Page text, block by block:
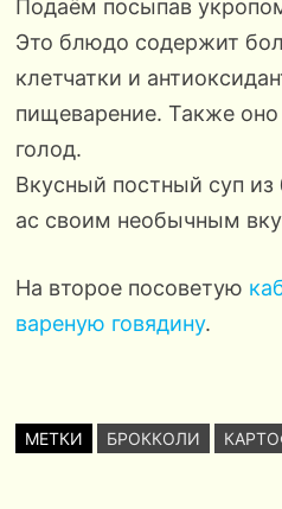
Подаём посыпав
Это блюдо содержит
клетчатки и
пищеварение. Также оно
голод.
Вкусный постный суп из
ас своим необычным
На второе посоветую
вареную говядину.
МЕТКИ БРОККОЛИ